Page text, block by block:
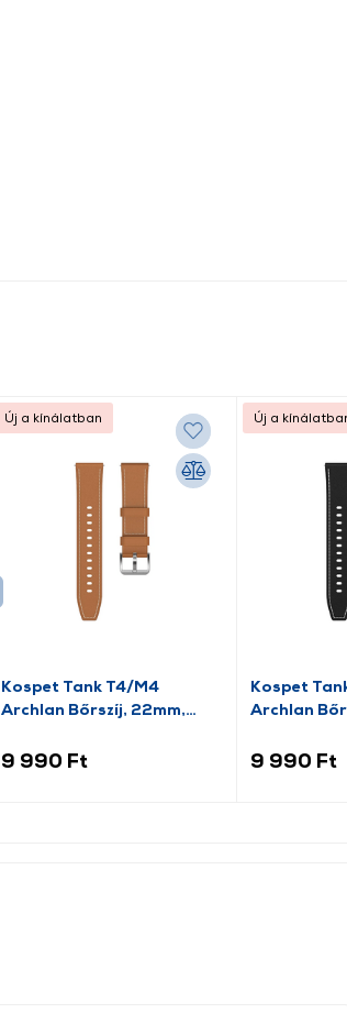
Kospet Tank T4/M4
Archlan Bőrszíj, 22mm,
9 990 Ft
Új a kínálatban
Kospet
Archlan
9 990 Ft
Új a